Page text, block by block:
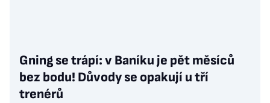
Gning se trápí: v Baníku je pět měsíců
bez bodu! Důvody se opakují u tří
trenérů